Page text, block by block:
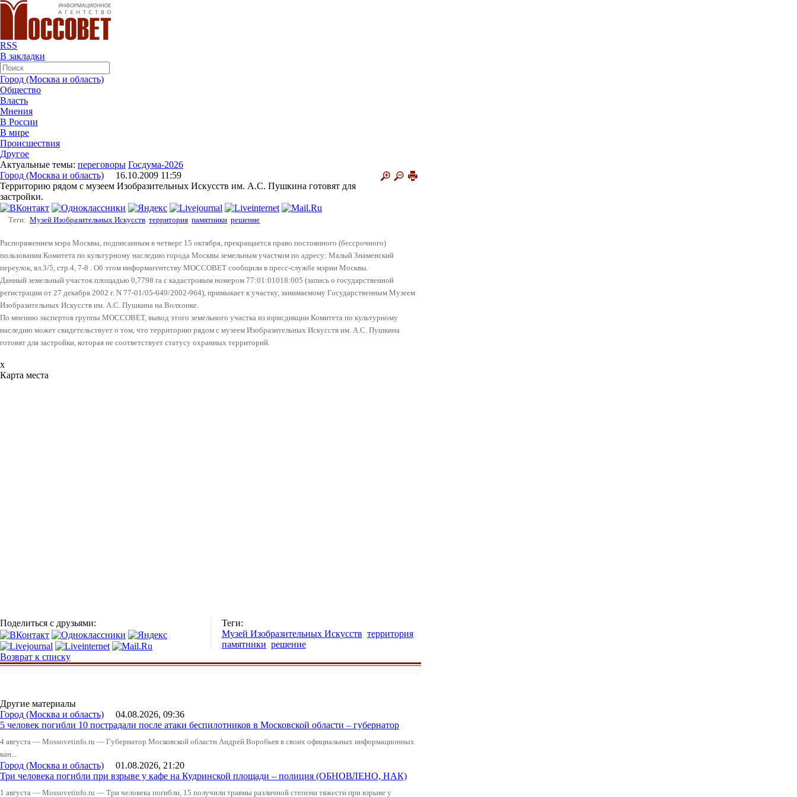
RSS
В закладки
Город (Москва и область)
Общество
Власть
Мнения
В России
В мире
Происшествия
Другое
Актуальные темы: переговоры Госдума-2026
Город (Москва и область) 16.10.2009 11:59
Территорию рядом с музеем Изобразительных Искусств им. А.С. Пушкина готовят для
застройки.
Теги: Музей Изобразительных Искусств территория памятники решение
Распоряжением мэра Москвы, подписанным в четверг 15 октября, прекращается право постоянного (бессрочного)
пользования Комитета по культурному наследию города Москвы земельным участком по адресу: Малый Знаменский
переулок, вл.3/5, стр.4, 7-8 . Об этом информагентству МОССОВЕТ сообщили в пресс-службе мэрии Москвы.
Данный земельный участок площадью 0,7798 га с кадастровым номером 77:01:01018:005 (запись о государственной
регистрации от 27 декабря 2002 г. N 77-01/05-649/2002-964), примыкает к участку, занимаемому Государственным Музеем
Изобразительных Искусств им. А.С. Пушкина на Волхонке.
По мнению экспертов группы МОССОВЕТ, вывод этого земельного участка из юрисдикции Комитета по культурному
наследию может свидетельствует о том, что территорию рядом с музеем Изобразительных Искусств им. А.С. Пушкина
готовят для застройки, которая не соответствует статусу охранных территорий.
x
Карта места
Поделиться с друзьями:
Теги:
Музей Изобразительных Искусств территория
памятники решение
Возврат к списку
Другие материалы
Город (Москва и область) 04.08.2026, 09:36
5 человек погибли 10 пострадали после атаки беспилотников в Московской области – губернатор
4 августа — Mossovetinfo.ru — Губернатор Московской области Андрей Воробьев в своих официальных информационных
кан...
Город (Москва и область) 01.08.2026, 21:20
Три человека погибли при взрыве у кафе на Кудринской площади – полиция (ОБНОВЛЕНО, НАК)
1 августа — Mossovetinfo.ru — Три человека погибли, 15 получили травмы различной степени тяжести при взрыве у